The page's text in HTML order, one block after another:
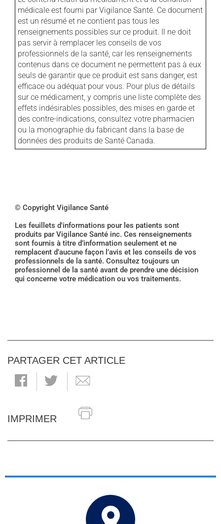
médicale est fourni par Vigilance Santé. Ce document
est un résumé et ne contient pas tous les
renseignements possibles sur ce produit. Il ne doit
pas servir à remplacer les conseils de vos
professionnels de la santé, car les renseignements
contenus dans ce document ne permettent pas à eux
seuls de garantir que ce produit est sans danger, est
efficace ou adéquat pour vous. Pour plus de détails
sur ce médicament, y compris une liste complète des
effets indésirables possibles, des mises en garde et
des contre-indications, consultez votre pharmacien
ou la monographie du fabricant dans la base de
données des produits de Santé Canada.
© Copyright Vigilance Santé
Les feuillets d'informations pour les patients sont
produits par Vigilance Santé inc. Ces renseignements
sont fournis à titre d’information seulement et ne
remplacent d’aucune façon l’avis et les conseils de vos
professionnels de la santé. Consultez toujours un
professionnel de la santé avant de prendre une décision
qui concerne votre médication ou vos traitements.
PARTAGER CET ARTICLE
IMPRIMER